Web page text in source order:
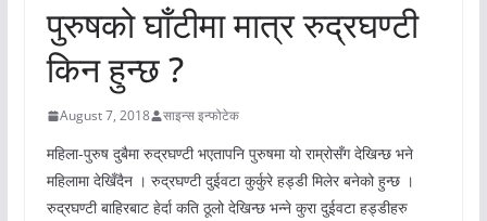
पुरुषको घाँटीमा मात्र रुद्रघण्टी
किन हुन्छ ?
August 7, 2018 साइन्स इन्फोटेक
महिला-पुरुष दुबैमा रुद्रघण्टी भएतापनि पुरुषमा यो राम्रोसँग देखिन्छ भने
महिलामा देखिँदैन । रुद्रघण्टी दुईवटा कुर्कुरे हड्डी मिलेर बनेको हुन्छ ।
रुद्रघण्टी बाहिरबाट हेर्दा कति ठूलो देखिन्छ भन्ने कुरा दुईवटा हड्डीहरु